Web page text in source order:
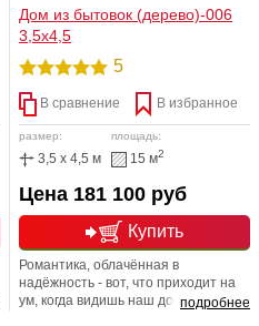
Дом из бытовок (дерево)-006
3,5х4,5
5
В сравнение В избранное
размер:
3,5 x 4,5 м
площадь:
15 м2
Купить
Цена 181 100 руб
подробнее
Романтика, облачённая в
надёжность - вот, что приходит на
ум, когда видишь наш дом-бытовку